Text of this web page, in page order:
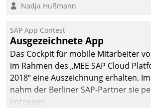
Nadja Hußmann
SAP App Contest
Ausgezeichnete App
Das Cockpit für mobile Mitarbeiter
im Rahmen des „MEE SAP Cloud
2018“ eine Auszeichnung erhalten.
nahm der Berliner SAP-Partner sie
entgegen.